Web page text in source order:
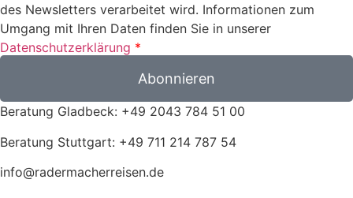
des Newsletters verarbeitet wird. Informationen zum
Umgang mit Ihren Daten finden Sie in unserer
Datenschutzerklärung *
Abonnieren
Beratung Gladbeck: +49 2043 784 51 00
Beratung Stuttgart: +49 711 214 787 54
info@radermacherreisen.de